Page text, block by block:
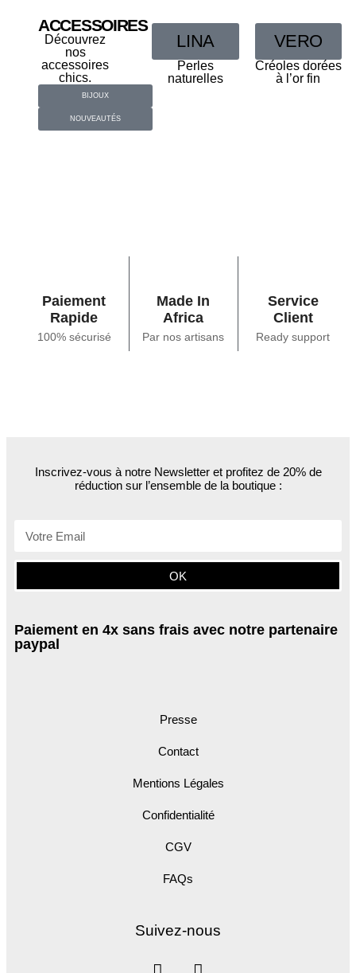
ACCESSOIRES
Découvrez
nos
accessoires
chics.
BIJOUX
NOUVEAUTÉS
LINA
Perles
naturelles
VERO
Créoles dorées
à l’or fin
Paiement
Rapide
100% sécurisé
Made In
Africa
Par nos artisans
Service
Client
Ready support
Inscrivez-vous à notre Newsletter et profitez de 20% de
réduction sur l’ensemble de la boutique :
OK
Paiement en 4x sans frais avec notre partenaire
paypal
Presse
Contact
Mentions Légales
Confidentialité
CGV
FAQs
Suivez-nous